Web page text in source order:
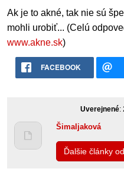
Ak je to akné, tak nie sú
mohli urobiť... (Celú
www.akne.sk)
FACEBOOK
Uverejnené:
Šimaljaková
Ďalšie články